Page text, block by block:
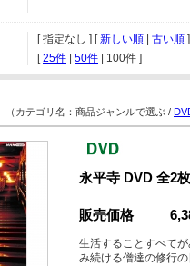
[ 指定なし ] [新しい順 古い順
[ 25件 50件 100件 ]
（カテゴリ名：商品ジャンルで選ぶ /
永平寺 DVD 全2枚
販売価格
生活することすべて
み続ける僧達の修行の